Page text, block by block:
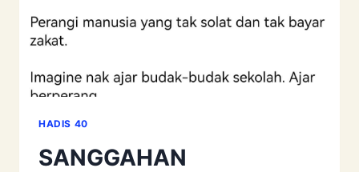
HADIS 40
SANGGAHAN